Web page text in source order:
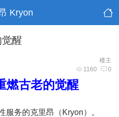
Kryon
觉醒
楼主
1160 0
燃古老的觉醒
服务的克里昂（Kryon）。